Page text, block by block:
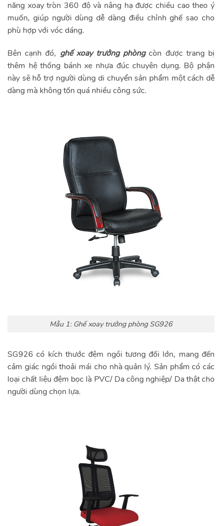
năng xoay tròn 360 độ và nâng hạ được chiều cao theo ý
muốn, giúp người dùng dễ dàng điều chỉnh ghế sao cho
phù hợp với vóc dáng.
Bên cạnh đó, ghế xoay trưởng phòngcòn được trang bị
thêm hệ thống bánh xe nhựa đúc chuyên dụng. Bộ phận
này sẽ hỗ trợ người dùng di chuyển sản phẩm một cách dễ
dàng mà không tốn quá nhiều công sức.
Mẫu 1: Ghế xoay trưởng phòng SG926
SG926 có kích thước đệm ngồi tương đối lớn, mang đến
cảm giác ngồi thoải mái cho nhà quản lý. Sản phẩm có các
loại chất liệu đệm bọc là PVC/ Da công nghiệp/ Da thật cho
người dùng chọn lựa.